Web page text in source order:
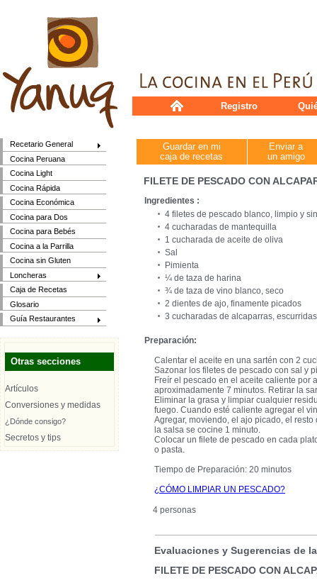
Recetario General
Cocina Peruana
Cocina Light
Cocina Rápida
Cocina Económica
Cocina para Dos
Cocina para Bebés
Cocina a la Parrilla
Cocina sin Gluten
Loncheras
Caja de Recetas
Glosario
Guía Restaurantes
Otras secciones
Artículos
Conversiones y medidas
¿Dónde consigo?
Secretos y tips
Registro
Guardar en mi
caja de recetas
Enviar a
un amigo
FILETE DE PESCADO CON
Ingredientes :
4 filetes de pescado blanco, limpio y
4 cucharadas de mantequilla
1 cucharada de aceite de oliva
Sal
Pimienta
¼ de taza de harina
¾ de taza de vino blanco, seco
2 dientes de ajo, finamente picados
3 cucharadas de alcaparras, escurridas
Preparación:
Calentar el aceite en una sartén con 2
Sazonar los filetes de pescado con sal y
Freír el pescado en el aceite caliente por
aproximadamente 7 minutos. Retirar la
Eliminar la grasa y limpiar cualquier
fuego. Cuando esté caliente agregar el
Agregar, moviendo, el ajo picado, el
la salsa se cocine 1 minuto.
Colocar un filete de pescado en cada
o pasta.
Tiempo de Preparación: 20 minutos
¿CÓMO LIMPIAR UN PESCADO?
4 personas
Evaluaciones y Sugerencias de
FILETE DE PESCADO CON